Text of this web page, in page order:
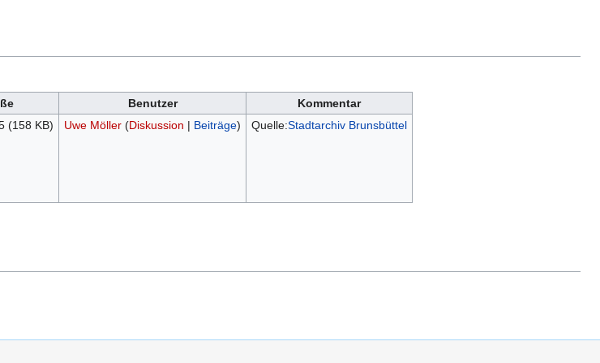
Benutzer
Kommentar
(158 KB) Uwe Möller (Diskussion | Beiträge) Quelle:Stadtarchiv Brunsbüttel